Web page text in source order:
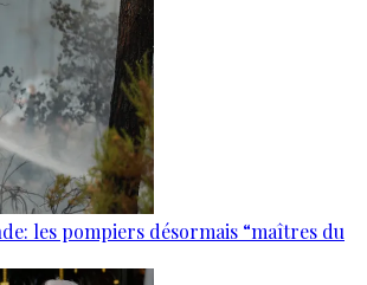
les pompiers désormais “maîtres du